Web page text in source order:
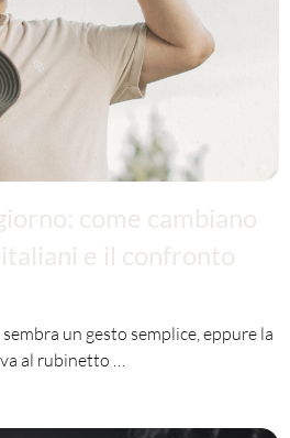
come cambiano
e il confronto
un gesto semplice, eppure la
al rubinetto …